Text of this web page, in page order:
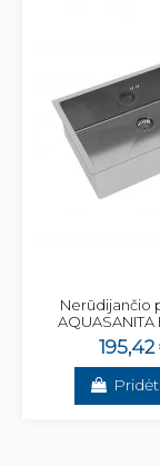
Nerūdijančio
AQUASANITA